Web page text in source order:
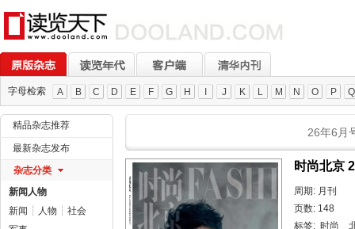
字母检索 A B C D E F G H J K L M N O P Q
精品杂志推荐
最新杂志发布
杂志分类
新闻人物
新闻 ┆ 人物 ┆ 社会
26年6月
时尚北京
周期: 月刊
页数: 148
标签: 时尚